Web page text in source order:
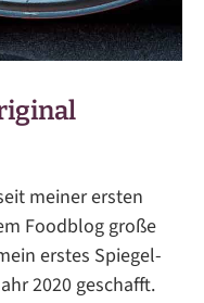
meiner ersten
Foodblog große
erstes Spiegel-
2020 geschafft.